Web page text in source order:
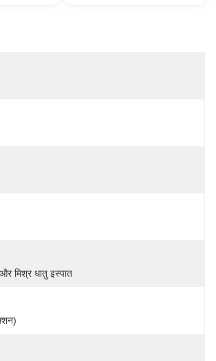
मिश्र धातु इस्पात